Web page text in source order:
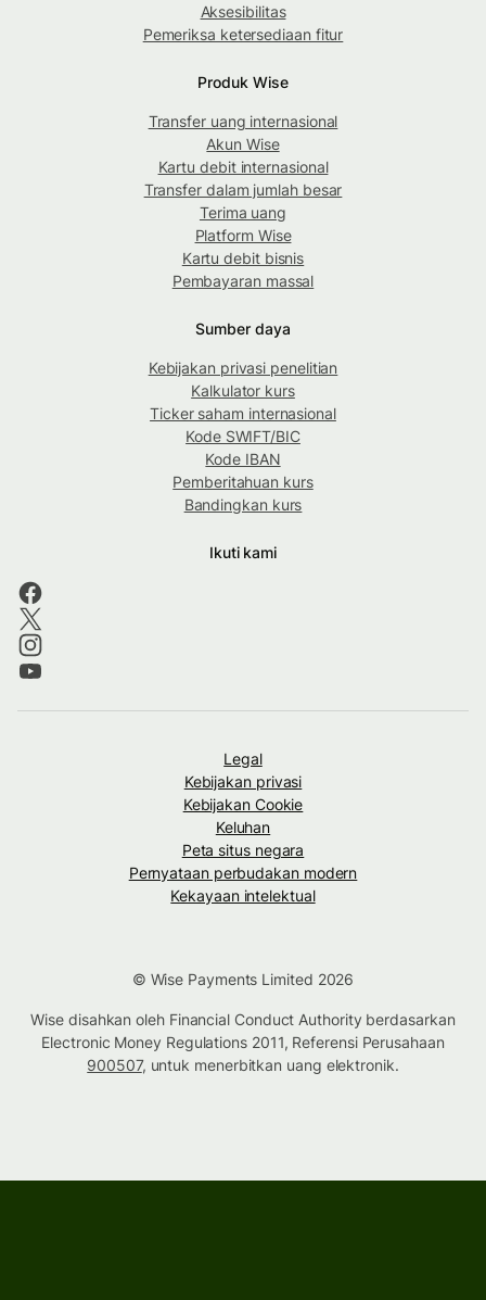
Aksesibilitas
Pemeriksa ketersediaan fitur
Produk Wise
Transfer uang internasional
Akun Wise
Kartu debit internasional
Transfer dalam jumlah besar
Terima uang
Platform Wise
Kartu debit bisnis
Pembayaran massal
Sumber daya
Kebijakan privasi penelitian
Kalkulator kurs
Ticker saham internasional
Kode SWIFT/BIC
Kode IBAN
Pemberitahuan kurs
Bandingkan kurs
Ikuti kami
Legal
Kebijakan privasi
Kebijakan Cookie
Keluhan
Peta situs negara
Pernyataan perbudakan modern
Kekayaan intelektual
© Wise Payments Limited 2026
Wise disahkan oleh Financial Conduct Authority berdasarkan
Electronic Money Regulations 2011, Referensi Perusahaan
900507, untuk menerbitkan uang elektronik.